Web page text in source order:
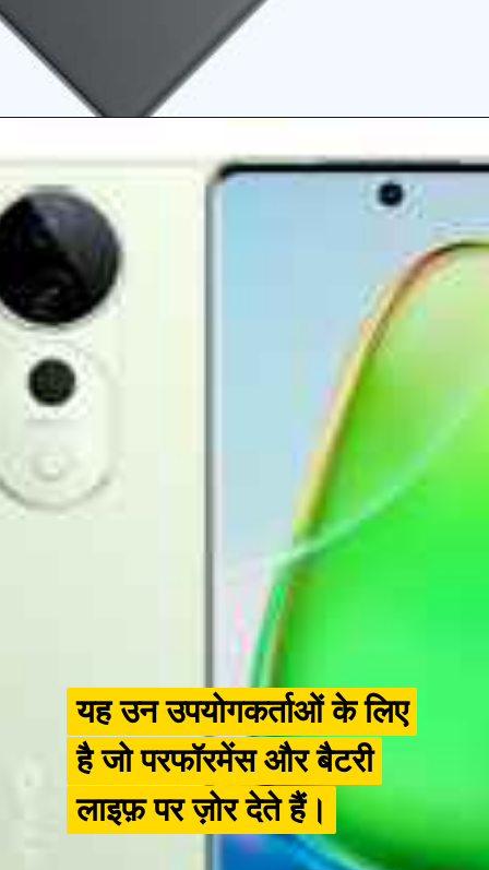
यह उन उपयोगकर्ताओं के लिए
है जो परफॉरमेंस और बैटरी
लाइफ़ पर ज़ोर देते हैं।
यह उन उपयोगकर्ताओं के लिए
है जो परफॉरमेंस और बैटरी
लाइफ़ पर ज़ोर देते हैं।